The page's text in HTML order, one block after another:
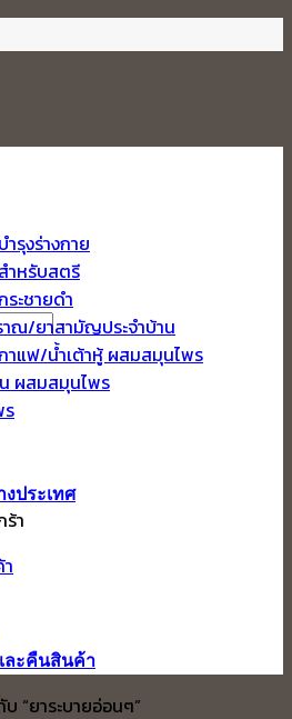
า
งร่างกาย
หรับสตรี
ะชายดำ
ณ/ยาสามัญประจำบ้าน
แฟ/น้ำเต้าหู้ ผสมสมุนไพร
ผสมสมุนไพร
ประเทศ
ละคืนสินค้า
“ยาระบายอ่อนๆ”